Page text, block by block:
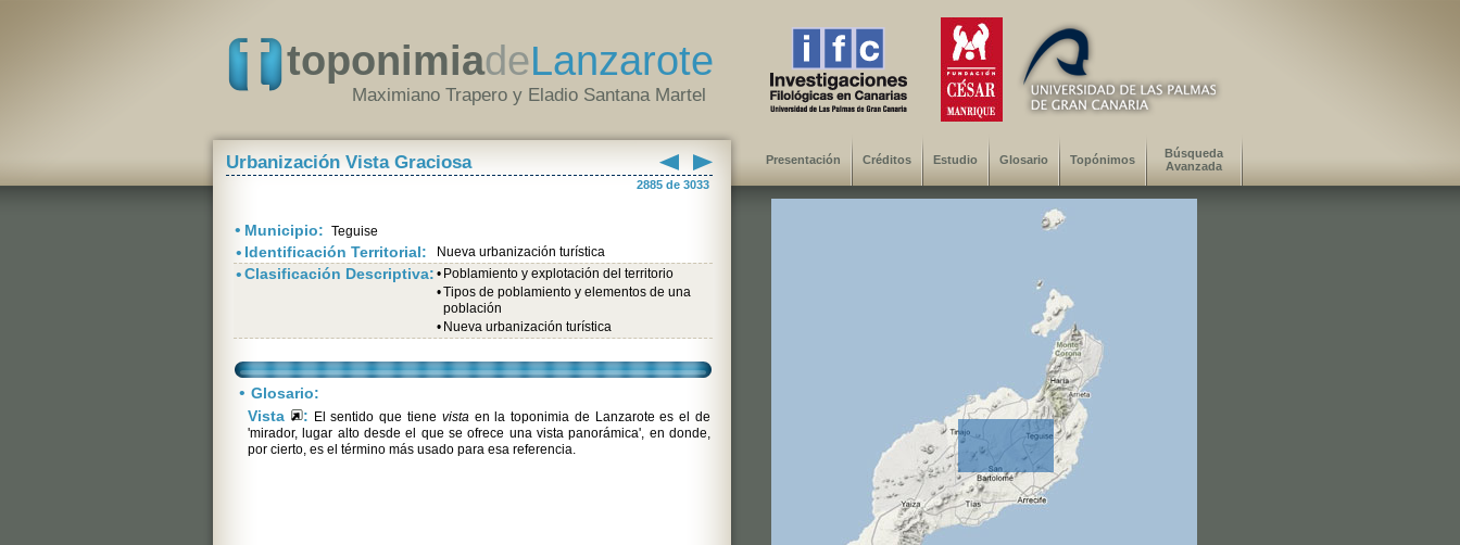
toponimiadeLanzarote
Maximiano Trapero y Eladio Santana Martel
Urbanización Vista Graciosa
2885 de 3033
• Municipio: Teguise
• Identificación Territorial: Nueva urbanización turística
•Clasificación Descriptiva: • Poblamiento y explotación del territorio
•Tipos de poblamiento y elementos de una
población
• Nueva urbanización turística
• Glosario:
Vista
: El sentido que tiene vistaen la toponimia de Lanzarote es el de
'mirador, lugar alto desde el que se ofrece una vista panorámica', en donde,
por cierto, es el término más usado para esa referencia.
Presentación Créditos Estudio Glosario Topónimos
Búsqueda
Avanzada